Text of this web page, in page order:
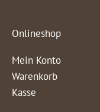
Onlineshop
Mein Konto
Warenkorb
Kasse